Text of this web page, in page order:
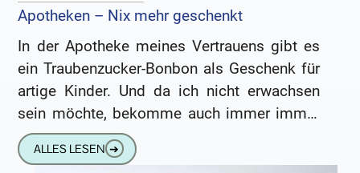
Apotheken – Nix mehr geschenkt
In der Apotheke meines Vertrauens gibt es
ein Traubenzucker-Bonbon als Geschenk für
artige Kinder. Und da ich nicht erwachsen
sein möchte, bekomme auch immer immer
ein Bonbon aus der Muh-Kuh.
ALLES LESEN ➔